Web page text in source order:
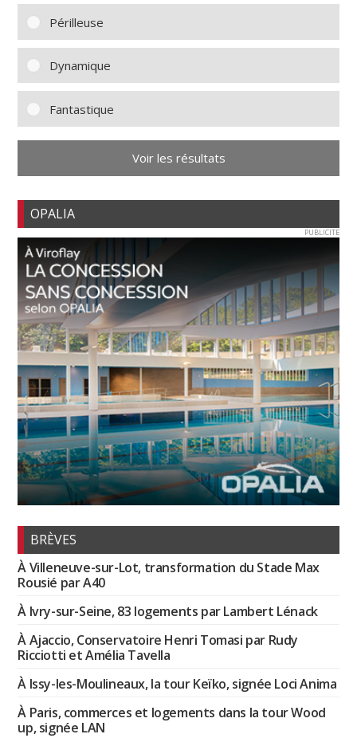
Périlleuse
Dynamique
Fantastique
Voir les résultats
OPALIA
PUBLICITE
BRÈVES
À Villeneuve-sur-Lot, transformation du Stade Max
Rousié par A40
À Ivry-sur-Seine, 83 logements par Lambert Lénack
À Ajaccio, Conservatoire Henri Tomasi par Rudy
Ricciotti et Amélia Tavella
À Issy-les-Moulineaux, la tour Keïko, signée Loci Anima
À Paris, commerces et logements dans la tour Wood
up, signée LAN